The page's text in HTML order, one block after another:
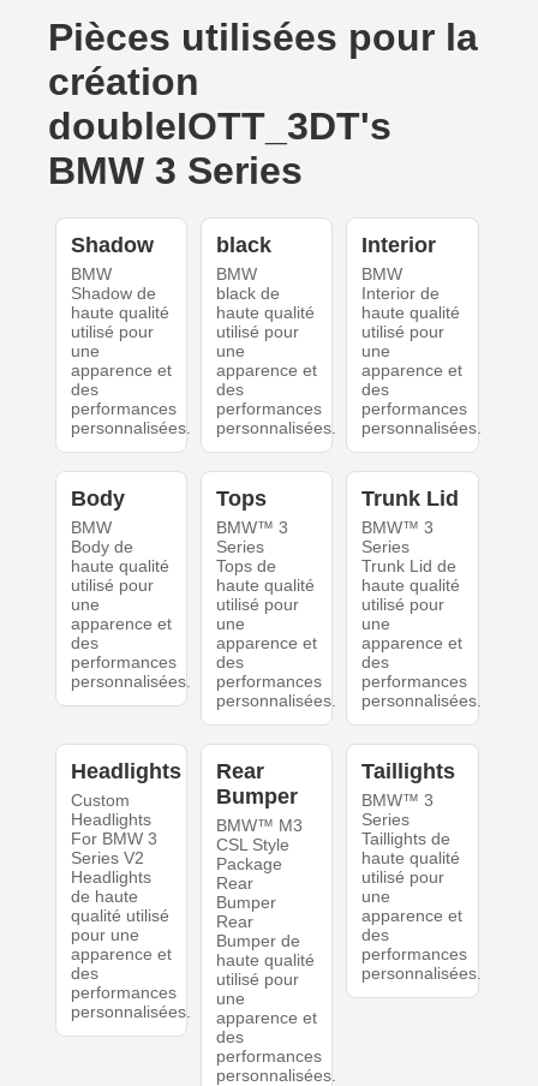
Pièces utilisées pour la
création
doubleIOTT_3DT's
BMW 3 Series
Shadow
BMW
Shadow de
haute qualité
utilisé pour
une
apparence et
des
performances
personnalisées.
black
BMW
black de
haute qualité
utilisé pour
une
apparence et
des
performances
personnalisées.
Interior
BMW
Interior de
haute qualité
utilisé pour
une
apparence et
des
performances
personnalisées.
Body
BMW
Body de
haute qualité
utilisé pour
une
apparence et
des
performances
personnalisées.
Tops
BMW™ 3
Series
Tops de
haute qualité
utilisé pour
une
apparence et
des
performances
personnalisées.
Trunk Lid
BMW™ 3
Series
Trunk Lid de
haute qualité
utilisé pour
une
apparence et
des
performances
personnalisées.
Headlights
Custom
Headlights
For BMW 3
Series V2
Headlights
de haute
qualité utilisé
pour une
apparence et
des
performances
personnalisées.
Rear
Bumper
BMW™ M3
CSL Style
Package
Rear
Bumper
Rear
Bumper de
haute qualité
utilisé pour
une
apparence et
des
performances
personnalisées.
Taillights
BMW™ 3
Series
Taillights de
haute qualité
utilisé pour
une
apparence et
des
performances
personnalisées.